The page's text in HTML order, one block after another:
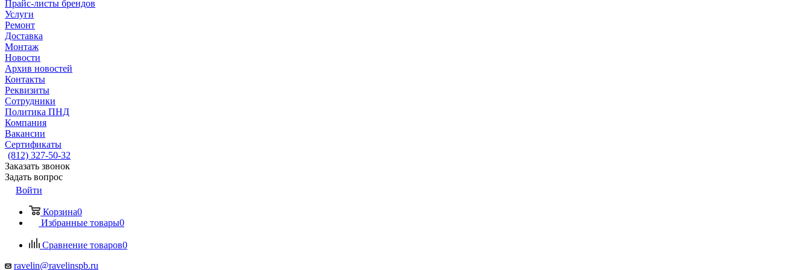
Прайс-листы брендов
Услуги
Ремонт
Доставка
Монтаж
Новости
Архив новостей
Контакты
Реквизиты
Сотрудники
Политика ПНД
Компания
Вакансии
Сертификаты
(812) 327-50-32
Заказать звонок
Задать вопрос
Войти
Корзина0
Избранные товары0
Сравнение товаров0
ravelin@ravelinspb.ru